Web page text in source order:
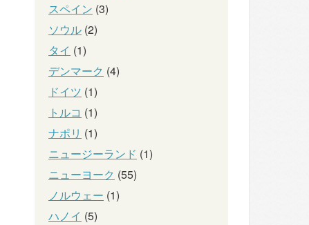
スペイン (3)
ソウル (2)
タイ (1)
デンマーク (4)
ドイツ (1)
トルコ (1)
ナポリ (1)
ニュージーランド (1)
ニューヨーク (55)
ノルウェー (1)
ハノイ (5)